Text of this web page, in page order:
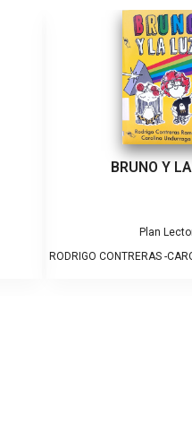
BRUNO Y
Plan
RODRIGO CONTRERAS -